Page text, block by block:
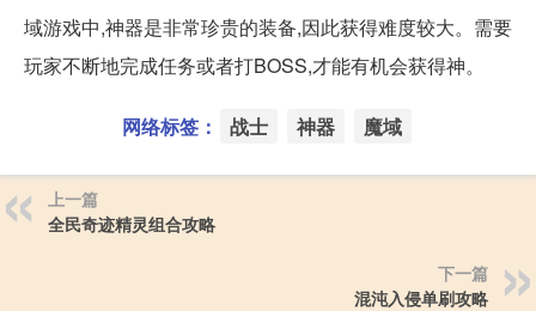
域游戏中,神器是非常珍贵的装备,因此获得难度较大。需要
玩家不断地完成任务或者打BOSS,才能有机会获得神。
网络标签： 战士 神器 魔域
上一篇
全民奇迹精灵组合攻略
下一篇
混沌入侵单刷攻略